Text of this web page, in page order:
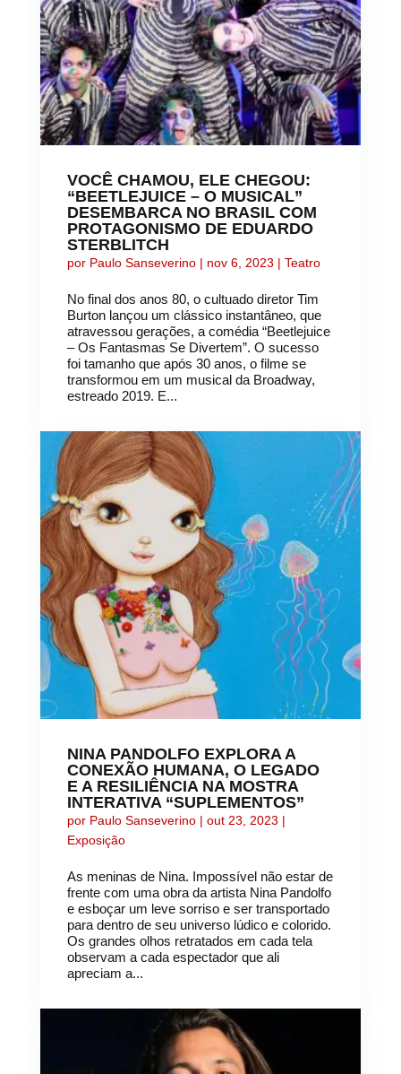
VOCÊ CHAMOU, ELE CHEGOU:
“BEETLEJUICE – O MUSICAL”
DESEMBARCA NO BRASIL COM
PROTAGONISMO DE EDUARDO
STERBLITCH
por Paulo Sanseverino| nov 6, 2023 | Teatro
No final dos anos 80, o cultuado diretor Tim
Burton lançou um clássico instantâneo, que
atravessou gerações, a comédia “Beetlejuice
– Os Fantasmas Se Divertem”. O sucesso
foi tamanho que após 30 anos, o filme se
transformou em um musical da Broadway,
estreado 2019. E...
NINA PANDOLFO EXPLORA A
CONEXÃO HUMANA, O LEGADO
E A RESILIÊNCIA NA MOSTRA
INTERATIVA “SUPLEMENTOS”
por Paulo Sanseverino| out 23, 2023 |
Exposição
As meninas de Nina. Impossível não estar de
frente com uma obra da artista Nina Pandolfo
e esboçar um leve sorriso e ser transportado
para dentro de seu universo lúdico e colorido.
Os grandes olhos retratados em cada tela
observam a cada espectador que ali
apreciam a...